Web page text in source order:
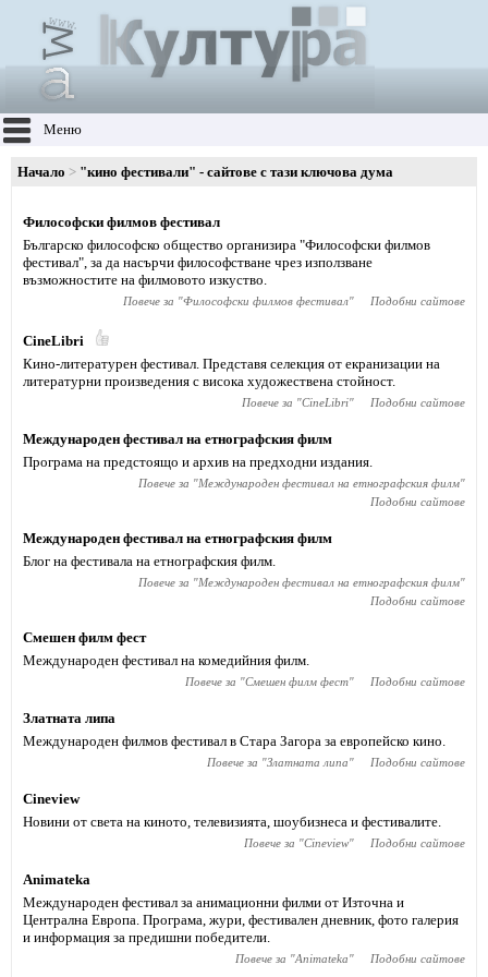
Меню
Начало "кино фестивали" - сайтове с тази ключова дума
Философски филмов фестивал
Българско философско общество организира "Философски филмов
фестивал", за да насърчи философстване чрез използване
възможностите на филмовото изкуство.
Повече за "Философски филмов фестивал" Подобни сайтове
CineLibri
Кино-литературен фестивал. Представя селекция от екранизации на
литературни произведения с висока художествена стойност.
Повече за "CineLibri" Подобни сайтове
Международен фестивал на етнографския филм
Програма на предстоящо и архив на предходни издания.
Повече за "Международен фестивал на етнографския филм"
Подобни сайтове
Международен фестивал на етнографския филм
Блог на фестивала на етнографския филм.
Повече за "Международен фестивал на етнографския филм"
Подобни сайтове
Смешен филм фест
Международен фестивал на комедийния филм.
Повече за "Смешен филм фест" Подобни сайтове
Златната липа
Международен филмов фестивал в Стара Загора за европейско кино.
Повече за "Златната липа" Подобни сайтове
Cineview
Новини от света на киното, телевизията, шоубизнеса и фестивалите.
Повече за "Cineview" Подобни сайтове
Animateka
Международен фестивал за анимационни филми от Източна и
Централна Европа. Програма, жури, фестивален дневник, фото галерия
и информация за предишни победители.
Повече за "Animateka" Подобни сайтове